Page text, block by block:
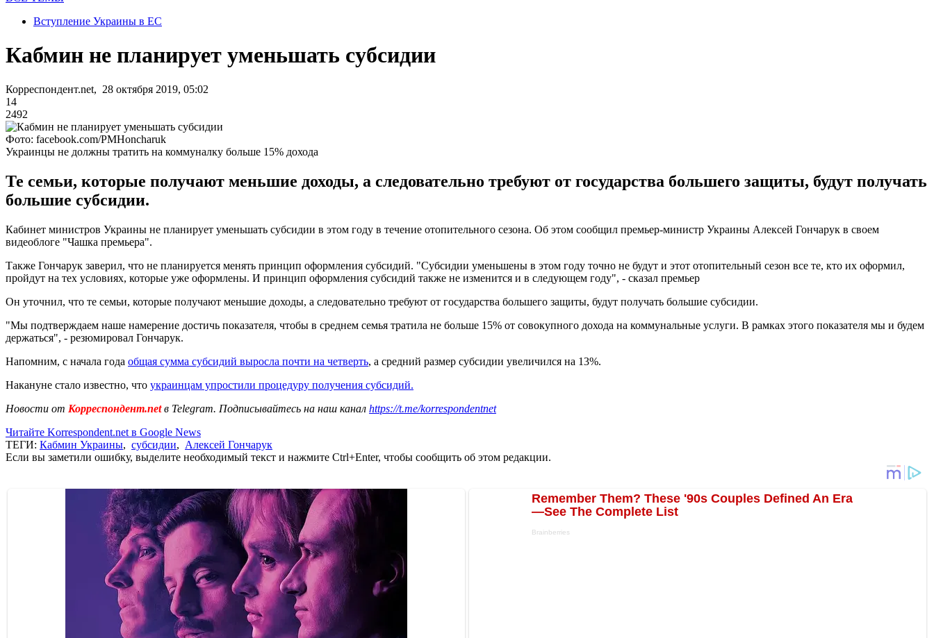
Вступление Украины в ЕС
Кабмин не планирует уменьшать субсидии
Корреспондент.net, 28 октября 2019, 05:02
14
2492
Фото: facebook.com/PMHoncharuk
Украинцы не должны тратить на коммуналку больше 15% дохода
Те семьи, которые получают меньшие доходы, а следовательно требуют от государства большего защиты, будут получать
большие субсидии.
Кабинет министров Украины не планирует уменьшать субсидии в этом году в течение отопительного сезона. Об этом сообщил премьер-министр Украины Алексей Гончарук в своем
видеоблоге "Чашка премьера".
Также Гончарук заверил, что не планируется менять принцип оформления субсидий. "Субсидии уменьшены в этом году точно не будут и этот отопительный сезон все те, кто их оформил,
пройдут на тех условиях, которые уже оформлены. И принцип оформления субсидий также не изменится и в следующем году", - сказал премьер
Он уточнил, что те семьи, которые получают меньшие доходы, а следовательно требуют от государства большего защиты, будут получать большие субсидии.
"Мы подтверждаем наше намерение достичь показателя, чтобы в среднем семья тратила не больше 15% от совокупного дохода на коммунальные услуги. В рамках этого показателя мы и будем
держаться", - резюмировал Гончарук.
Напомним, с начала года общая сумма субсидий выросла почти на четверть, а средний размер субсидии увеличился на 13%.
Накануне стало известно, что украинцам упростили процедуру получения субсидий.
Новости от Корреспондент.netв Telegram. Подписывайтесь на наш канал https://t.me/korrespondentnet
Читайте Korrespondent.net в Google News
ТЕГИ: Кабмин Украины, субсидии, Алексей Гончарук
Если вы заметили ошибку, выделите необходимый текст и нажмите Ctrl+Enter, чтобы сообщить об этом редакции.